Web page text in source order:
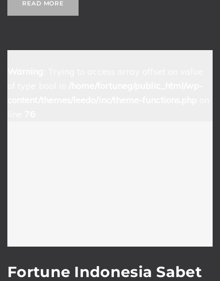
READ MORE
Fortune Indonesia Sabet